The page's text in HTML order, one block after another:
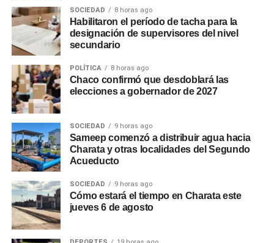
SOCIEDAD 8 horas ago
Habilitaron el período de tacha para la
designación de supervisores del nivel
secundario
POLÍTICA 8 horas ago
Chaco confirmó que desdoblará las
elecciones a gobernador de 2027
SOCIEDAD 9 horas ago
Sameep comenzó a distribuir agua hacia
Charata y otras localidades del Segundo
Acueducto
SOCIEDAD 9 horas ago
Cómo estará el tiempo en Charata este
jueves 6 de agosto